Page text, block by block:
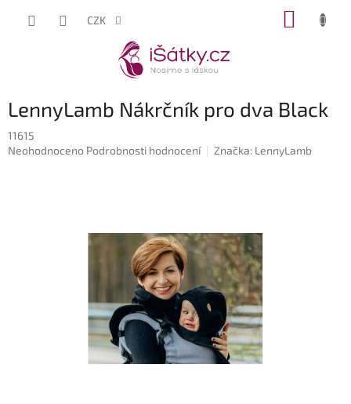
CZK
LennyLamb Nákrčník pro dva Black
11615
Průměrné
Neohodnoceno Podrobnosti hodnocení Značka: LennyLamb